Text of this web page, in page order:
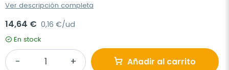
Ver descripción completa
14,64 € 0,16 €/ud
En stock
Añadir al carrito